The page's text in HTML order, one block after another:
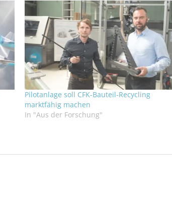
Pilotanlage soll CFK-Bauteil-Recycling
marktfähig machen
In "Aus der Forschung"